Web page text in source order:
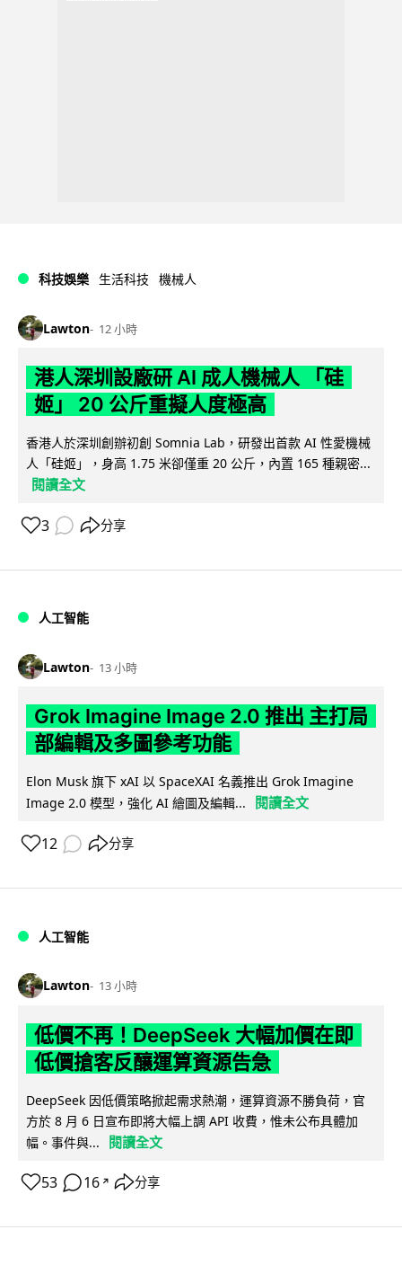
科技娛樂 生活科技 機械人
Lawton 12 小時
港人深圳設廠研 AI 成人機械人 「硅
姬」 20 公斤重擬人度極高
香港人於深圳創辦初創 Somnia Lab，研發出首款 AI 性愛機械
人「硅姬」，身高 1.75 米卻僅重 20 公斤，內置 165 種親密...
閱讀全文
3 分享
人工智能
Lawton 13 小時
Grok Imagine Image 2.0 推出 主打局
部編輯及多圖參考功能
Elon Musk 旗下 xAI 以 SpaceXAI 名義推出 Grok Imagine
Image 2.0 模型，強化 AI 繪圖及編輯...
閱讀全文
12 分享
人工智能
Lawton 13 小時
低價不再！DeepSeek 大幅加價在即
低價搶客反釀運算資源告急
DeepSeek 因低價策略掀起需求熱潮，運算資源不勝負荷，官
方於 8 月 6 日宣布即將大幅上調 API 收費，惟未公布具體加
幅。事件與...
閱讀全文
53 16 ↗ 分享